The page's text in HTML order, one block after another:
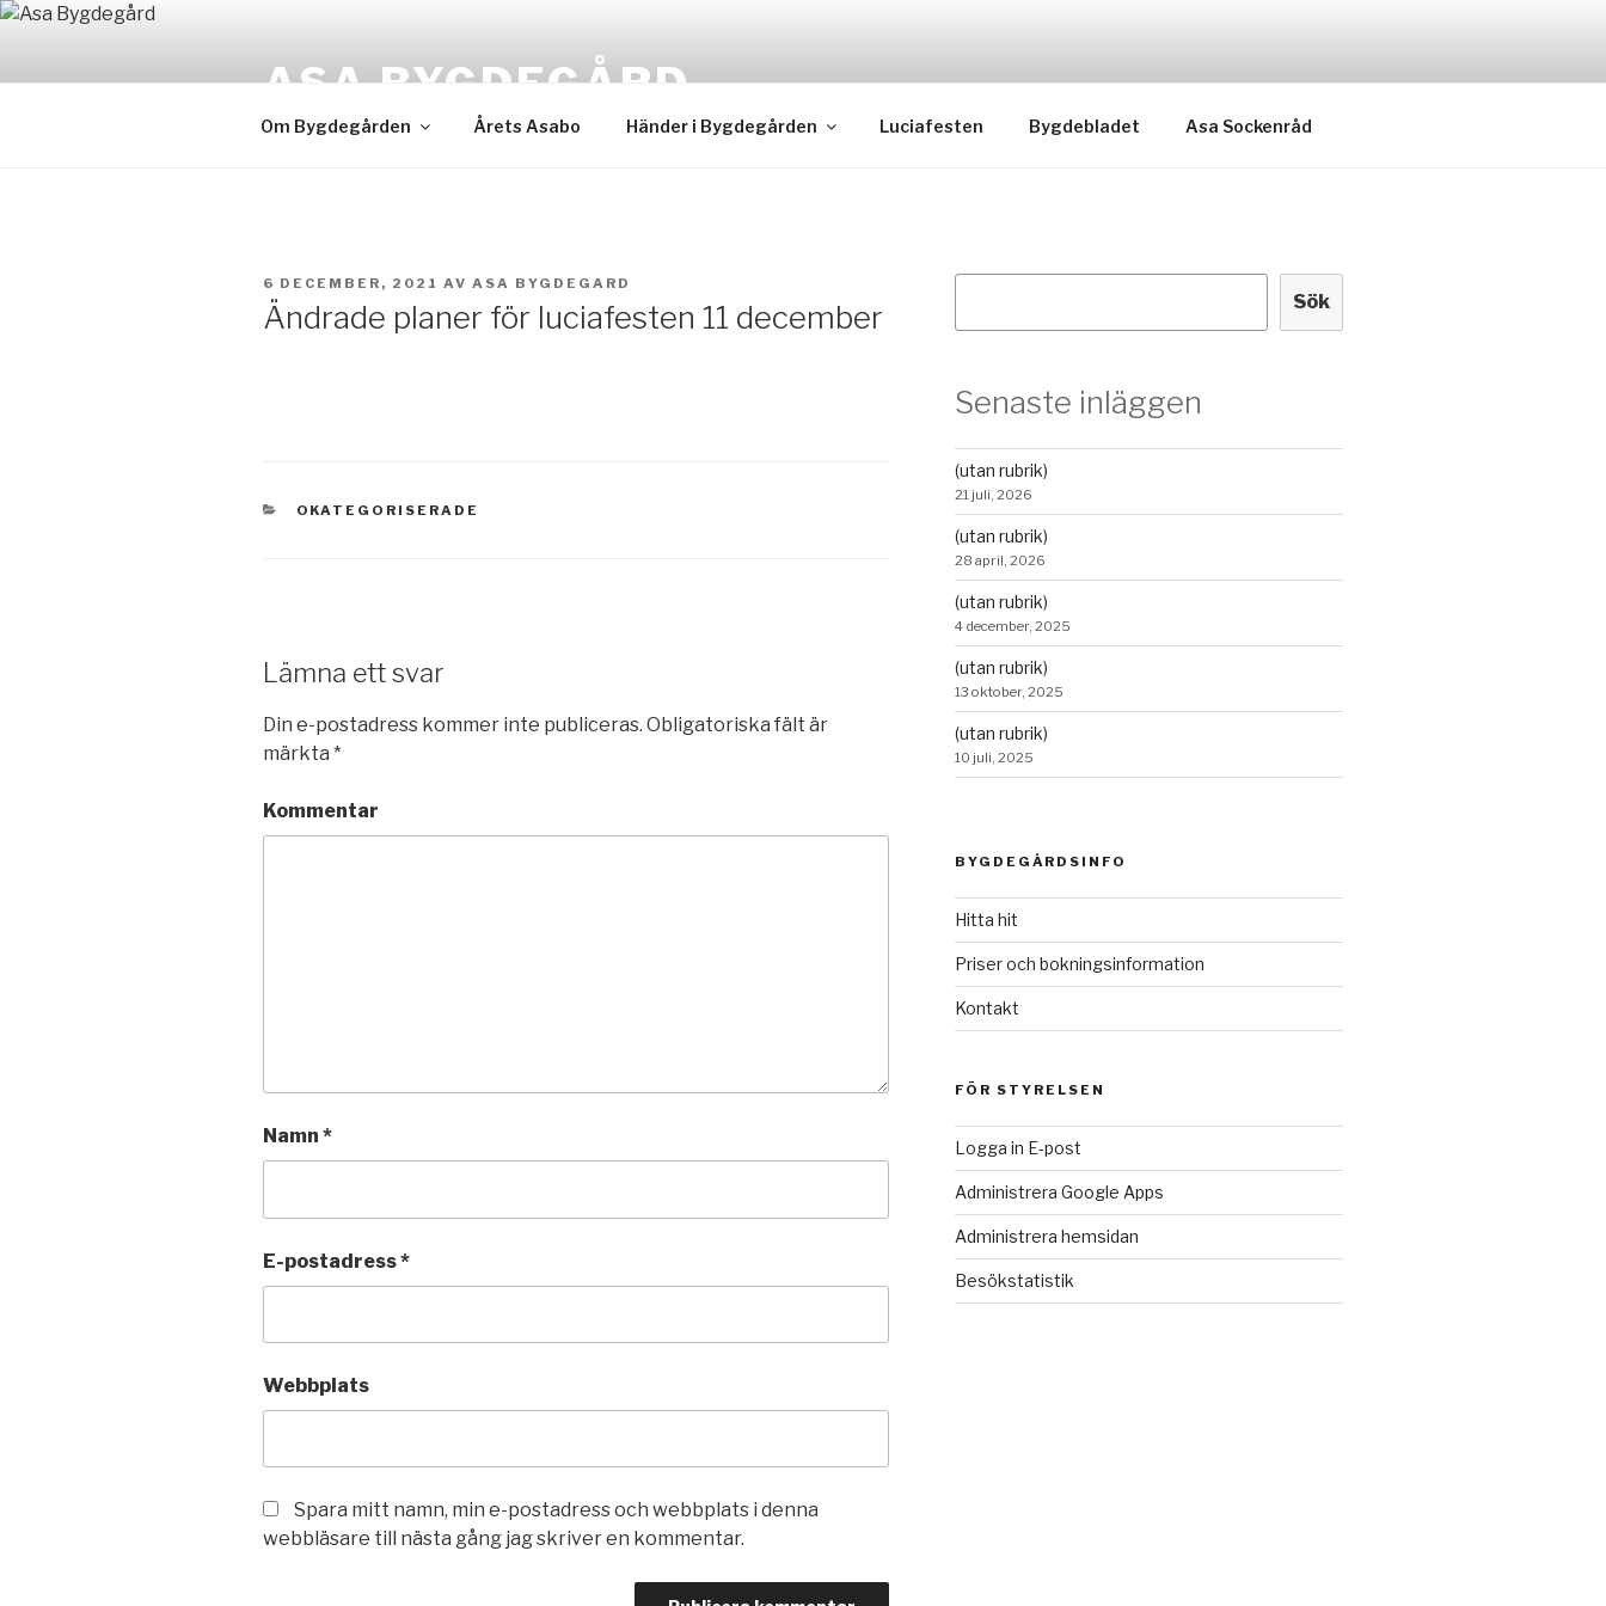
Hoppa
ASA BYGDEGÅRD
Om Bygdegården Årets Asabo Händer i Bygdegården Luciafesten Bygdebladet Asa Sockenråd
PUBLICERAT
6 DECEMBER, 2021 AV ASA BYGDEGARD
Ändrade planer för luciafesten 11 december
KATEGORIER
OKATEGORISERADE
Lämna ett svar
Din e-postadress kommer inte publiceras. Obligatoriska fält är
märkta *
Kommentar
Namn *
E-postadress*
Webbplats
Spara mitt namn, min e-postadress och webbplats i denna
webbläsare till nästa gång jag skriver en kommentar.
Sök
Senaste inläggen
(utan rubrik)
21 juli, 2026
(utan rubrik)
28 april, 2026
(utan rubrik)
4 december, 2025
(utan rubrik)
13 oktober, 2025
(utan rubrik)
10 juli, 2025
BYGDEGÅRDSINFO
Hitta hit
Priser och bokningsinformation
Kontakt
FÖR STYRELSEN
Logga in E-post
Administrera Google Apps
Administrera hemsidan
Besökstatistik